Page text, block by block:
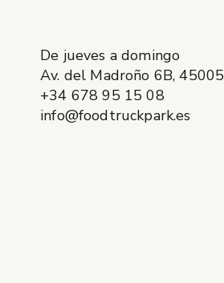
De jueves a domingo
Av. del Madroño 6B, 45005
+34 678 95 15 08
info@foodtruckpark.es